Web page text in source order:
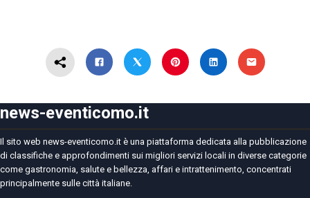
news-eventicomo.it
Il sito web news-eventicomo.it è una piattaforma dedicata alla pubblicazione
di classifiche e approfondimenti sui migliori servizi locali in diverse categorie
come gastronomia, salute e bellezza, affari e intrattenimento, concentrati
principalmente sulle città italiane.